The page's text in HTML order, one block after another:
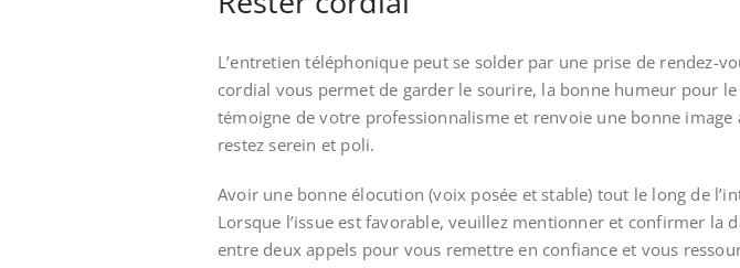
L’entretien téléphonique peut se solder par une prise de rendez-
cordial vous permet de garder le sourire, la bonne humeur pour
témoigne de votre professionnalisme et renvoie une bonne image
restez serein et poli.
Avoir une bonne élocution (voix posée et stable) tout le long de
Lorsque l’issue est favorable, veuillez mentionner et confirmer la
entre deux appels pour vous remettre en confiance et vous